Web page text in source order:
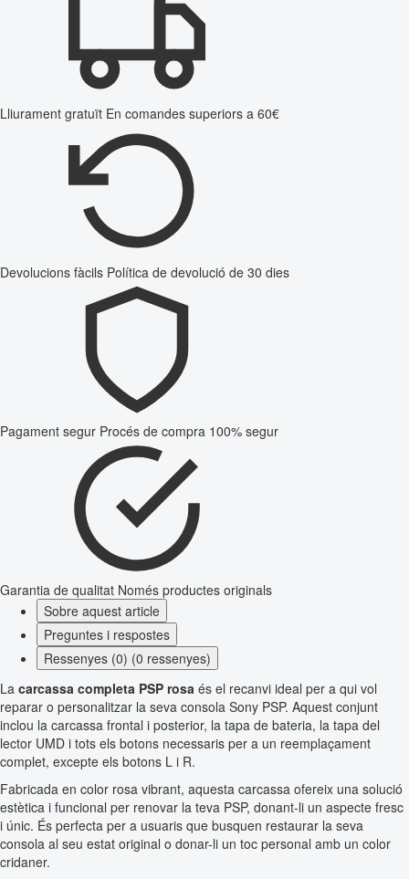
Lliurament gratuït En comandes superiors a 60€
Devolucions fàcils Política de devolució de 30 dies
Pagament segur Procés de compra 100% segur
Garantia de qualitat Només productes originals
Sobre aquest article
Preguntes i respostes
Ressenyes (0) (0 ressenyes)
La carcassa completa PSP rosa és el recanvi ideal per a qui vol
reparar o personalitzar la seva consola Sony PSP. Aquest conjunt
inclou la carcassa frontal i posterior, la tapa de bateria, la tapa del
lector UMD i tots els botons necessaris per a un reemplaçament
complet, excepte els botons L i R.
Fabricada en color rosa vibrant, aquesta carcassa ofereix una solució
estètica i funcional per renovar la teva PSP, donant-li un aspecte fresc
i únic. És perfecta per a usuaris que busquen restaurar la seva
consola al seu estat original o donar-li un toc personal amb un color
cridaner.